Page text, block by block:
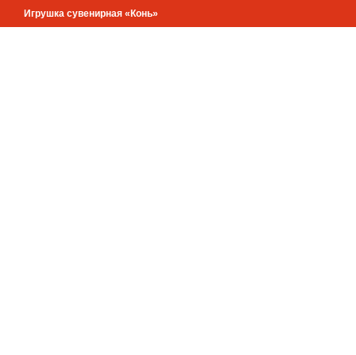
Игрушка сувенирная «Конь»